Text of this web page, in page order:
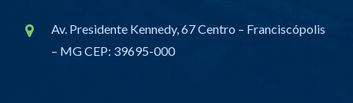
Av. Presidente Kennedy, 67 Centro – Franciscópolis
– MG CEP: 39695-000